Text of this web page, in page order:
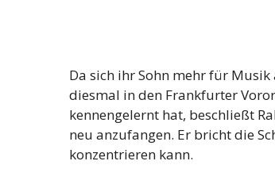
Da sich ihr Sohn mehr für
diesmal in den Frankfurter
kennengelernt hat, beschließt
neu anzufangen. Er bricht die
konzentrieren kann.